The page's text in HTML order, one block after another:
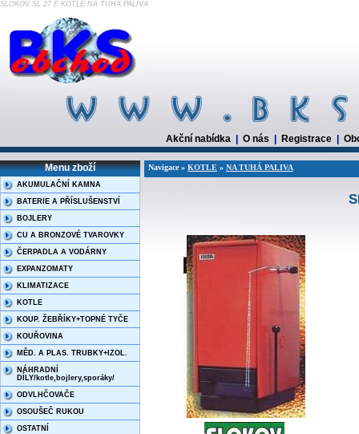
SLOKOV SL 27 E KOTLE NA TUHÁ PALIVA
Akční nabídka O nás Registrace
Menu zboží
AKUMULAČNÍ KAMNA
BATERIE A PŘÍSLUŠENSTVÍ
BOJLERY
CU A BRONZOVÉ TVAROVKY
ČERPADLA A VODÁRNY
EXPANZOMATY
KLIMATIZACE
KOTLE
KOUP. ŽEBŘÍKY+TOPNÉ TYČE
KOUŘOVINA
MĚD. A PLAS. TRUBKY+IZOL.
NÁHRADNÍ
DÍLY/kotle,bojlery,sporáky/
ODVLHČOVAČE
OSOUŠEČ RUKOU
OSTATNÍ
Navigace » KOTLE » NA TUHÁ PALIVA